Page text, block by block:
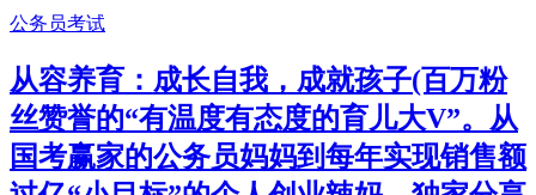
公务员考试
从容养育：成长自我，成就孩子(百万粉
丝赞誉的“有温度有态度的育儿大V”。从
国考赢家的公务员妈妈到每年实现销售额